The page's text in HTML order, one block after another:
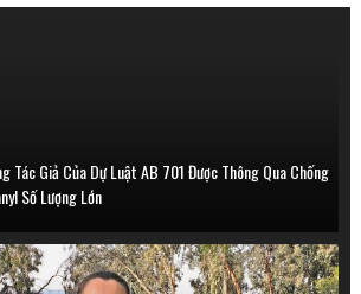
Tác Giả Của Dự Luật AB 701 Được Thông Qua Chống
Số Lượng Lớn